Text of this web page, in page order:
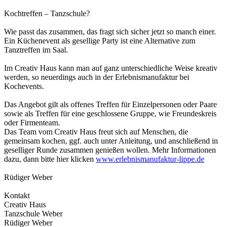
Kochtreffen – Tanzschule?
Wie passt das zusammen, das fragt sich sicher jetzt so manch einer.
Ein Küchenevent als gesellige Party ist eine Alternative zum
Tanztreffen im Saal.
Im Creativ Haus kann man auf ganz unterschiedliche Weise kreativ
werden, so neuerdings auch in der Erlebnismanufaktur bei
Kochevents.
Das Angebot gilt als offenes Treffen für Einzelpersonen oder Paare
sowie als Treffen für eine geschlossene Gruppe, wie Freundeskreis
oder Firmenteam.
Das Team vom Creativ Haus freut sich auf Menschen, die
gemeinsam kochen, ggf. auch unter Anleitung, und anschließend in
geselliger Runde zusammen genießen wollen. Mehr Informationen
dazu, dann bitte hier klicken www.erlebnismanufaktur-lippe.de
Rüdiger Weber
Kontakt
Creativ Haus
Tanzschule Weber
Rüdiger Weber